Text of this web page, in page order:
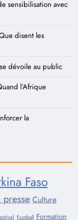
sensibilisation avec
disent les
dévoile au public
l’Afrique
la
Faso
Culture
Football Formation